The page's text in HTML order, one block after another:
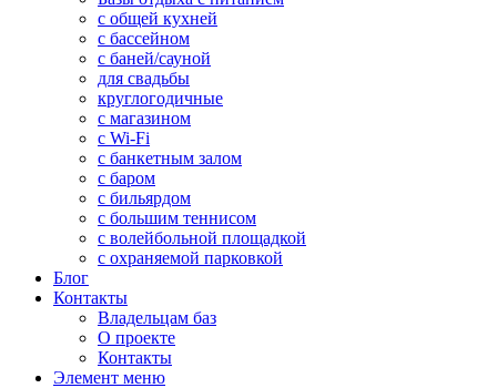
с общей кухней
с бассейном
с баней/сауной
для свадьбы
круглогодичные
с магазином
с Wi-Fi
с банкетным залом
с баром
с бильярдом
с большим теннисом
с волейбольной площадкой
с охраняемой парковкой
Блог
Контакты
Владельцам баз
О проекте
Контакты
Элемент меню